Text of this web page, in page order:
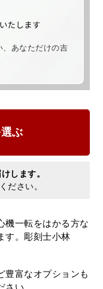
、あなただけの吉
します。
ださい。
機一転をはかる方な
す。彫刻士小林
豊富なオプションも